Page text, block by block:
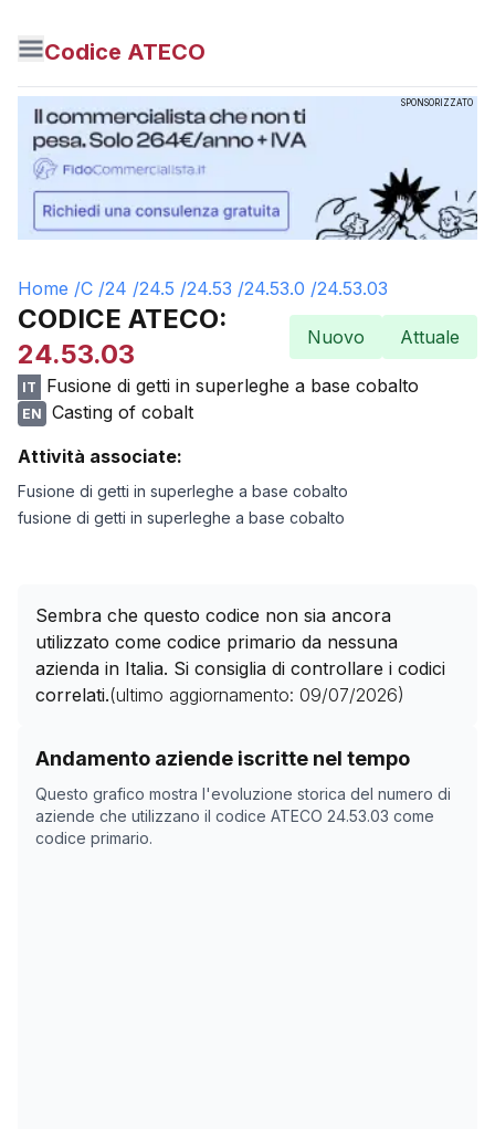
Codice ATECO
SPONSORIZZATO
Home /C /24 /24.5 /24.53 /24.53.0 /24.53.03
CODICE ATECO:
24.53.03
Nuovo Attuale
IT Fusione di getti in superleghe a base cobalto
EN
Casting of cobalt
Attività associate:
Fusione di getti in superleghe a base cobalto
fusione di getti in superleghe a base cobalto
Sembra che questo codice non sia ancora
utilizzato come codice primario da nessuna
azienda in Italia. Si consiglia di controllare i codici
correlati.(ultimo aggiornamento: 09/07/2026)
Andamento aziende iscritte nel tempo
Questo grafico mostra l'evoluzione storica del numero di
aziende che utilizzano il codice ATECO 24.53.03 come
codice primario.
Storico numero di aziende con codice ATECO
Data rilevazione
05/05/2025
0
25/10/2025